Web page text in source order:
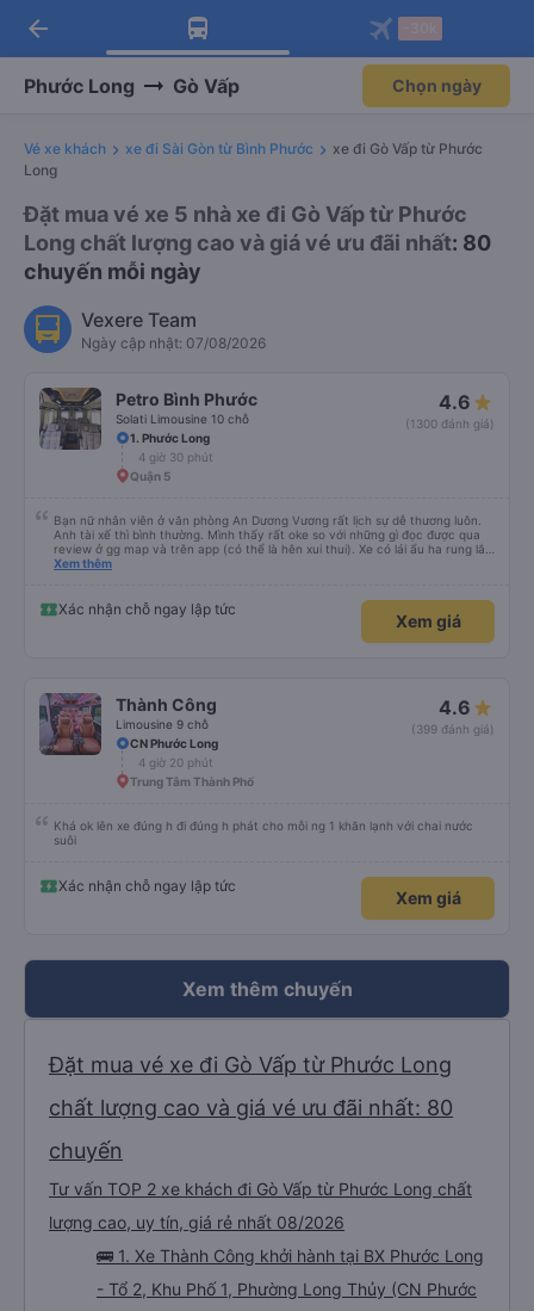
Tải app Vexere ngay!
Nhận ưu đãi thành viên độc
Mở app
Tải app Vexere
-30k/ghế khi đặt vé máy bay qua
Mở app
arrow_back
Phước Long Gò Vấp Chọn ngày
Vé xe khách xe đi Sài Gòn từ Bình Phước
xe đi Gò Vấp từ Phước
Long
Đặt mua vé xe 5 nhà xe đi Gò Vấp từ Phước
Long chất lượng cao và giá vé ưu đãi nhất: 80
chuyến mỗi ngày
Vexere Team
Ngày cập nhật: 07/08/2026
Petro Bình Phước
Solati Limousine 10 chỗ
4.6
(1300 đánh giá)
1. Phước Long
4 giờ 30 phút
Quận 5
Bạn nữ nhân viên ở văn phòng An Dương Vương rất lịch sự dễ thương luôn.
Anh tài xế thì bình thường. Mình thấy rất oke so với những gì đọc được qua
review ở gg map và trên app (có thể là hên xui thui). Xe có lái ẩu ha rung lắc
hay không thì cũng ko rõ tại mình say xe nên ngủ ko à
Xem thêm
Xác nhận chỗ ngay lập tức
Xem giá
Thành Công
Limousine 9 chỗ
4.6
(399 đánh giá)
CN Phước Long
4 giờ 20 phút
Trung Tâm Thành Phố
Khá ok lên xe đúng h đi đúng h phát cho mỗi ng 1 khăn lạnh với chai nước
suôi
Xác nhận chỗ ngay lập tức
Xem giá
Xem thêm chuyến
Đặt mua vé xe đi Gò Vấp từ Phước Long
chất lượng cao và giá vé ưu đãi nhất: 80
chuyến
Tư vấn TOP 2 xe khách đi Gò Vấp từ Phước Long chất
lượng cao, uy tín, giá rẻ nhất 08/2026
🚌 1. Xe Thành Công khởi hành tại BX Phước Long
- Tổ 2, Khu Phố 1, Phường Long Thủy (CN Phước